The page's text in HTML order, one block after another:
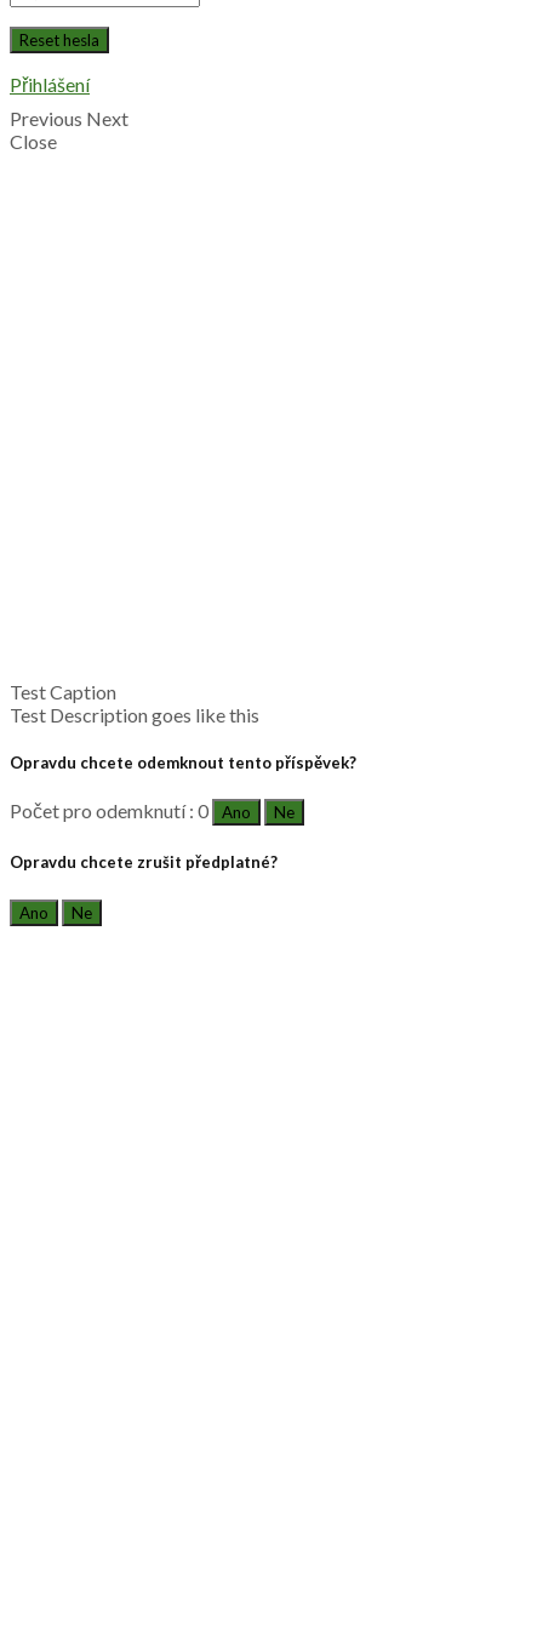
Přihlášení
Previous Next
Close
Test Caption
Test Description goes like this
Opravdu chcete odemknout tento příspěvek?
Počet pro odemknutí : 0 Ano Ne
Opravdu chcete zrušit předplatné?
Ano Ne